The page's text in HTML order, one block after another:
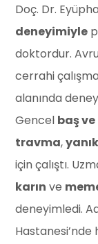
Doç. Dr.
deneyimiyle
doktordur.
cerrahi
alanında
Gencel baş
travma,yanık
için çalıştı.
karın ve
deneyimledi.